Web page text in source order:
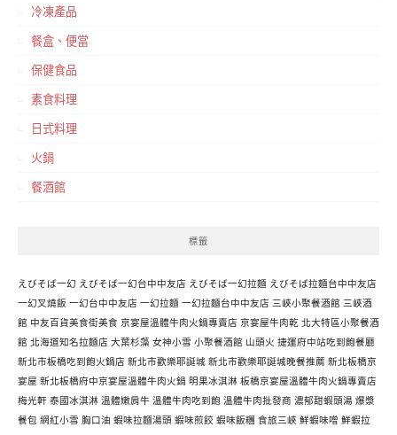
冷凍產品
餐盒、便當
保健食品
素食料理
日式料理
火鍋
餐酒館
標籤
えびそば一幻 えびそば一幻台中中友店 えびそば一幻拉麵 えびそば拉麵台中中友店
一幻叉燒飯 一幻台中中友店 一幻拉麵 一幻拉麵台中中友店 三峽小聚餐酒館 三峽酒
館 中友百貨美食街美食 京宴屋溫體牛肉火鍋專賣店 京宴屋牛肉乾 北大特區小聚餐酒
館 北海道知名拉麵店 大葉杉藻 女神小雪 小聚餐酒館 山頭火 捷運府中站吃到飽餐廳
新北市板橋吃到飽火鍋店 新北市歡樂耶誕城 新北市歡樂耶誕城晚餐推薦 新北板橋京
宴屋 新北板橋府中京宴屋溫體牛肉火鍋 明果冰淇淋 板橋京宴屋溫體牛肉火鍋專賣店
梅光軒 泰國冰淇淋 溫體嫩肩牛 溫體牛肉吃到飽 溫體牛肉批發商 濃郁甜蝦頭湯 爆漿
餐包 網紅小雪 胸口油 蝦味拉麵湯頭 蝦味煎餃 蝦味飯糰 食旅三峽 鮮蝦味噌 鮮蝦拉